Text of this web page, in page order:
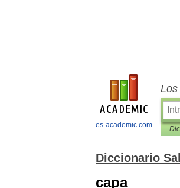
es-academic.com
Los
Diccionario
capa